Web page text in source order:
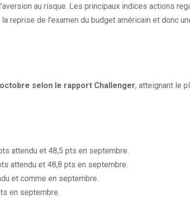
au risque. Les principaux indices actions
reprise de l’examen du budget américain et donc
selon le rapport Challenger, atteignant le
attendu et 48,5 pts en septembre.
attendu et 48,8 pts en septembre.
et comme en septembre.
en septembre.